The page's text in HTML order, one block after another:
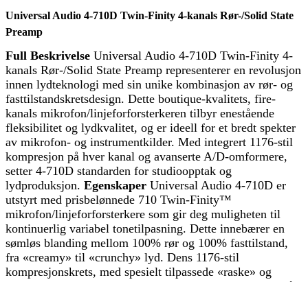
Universal Audio 4-710D Twin-Finity 4-kanals Rør-/Solid State
Preamp
Full Beskrivelse Universal Audio 4-710D Twin-Finity 4-
kanals Rør-/Solid State Preamp representerer en revolusjon
innen lydteknologi med sin unike kombinasjon av rør- og
fasttilstandskretsdesign. Dette boutique-kvalitets, fire-
kanals mikrofon/linjeforforsterkeren tilbyr enestående
fleksibilitet og lydkvalitet, og er ideell for et bredt spekter
av mikrofon- og instrumentkilder. Med integrert 1176-stil
kompresjon på hver kanal og avanserte A/D-omformere,
setter 4-710D standarden for studioopptak og
lydproduksjon. Egenskaper Universal Audio 4-710D er
utstyrt med prisbelønnede 710 Twin-Finity™
mikrofon/linjeforforsterkere som gir deg muligheten til
kontinuerlig variabel tonetilpasning. Dette innebærer en
sømløs blanding mellom 100% rør og 100% fasttilstand,
fra «creamy» til «crunchy» lyd. Dens 1176-stil
kompresjonskrets, med spesielt tilpassede «raske» og